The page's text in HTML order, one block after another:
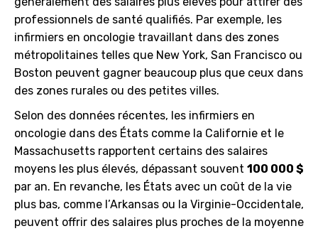
professionnels de santé qualifiés. Par exemple, les
infirmiers en oncologie travaillant dans des zones
métropolitaines telles que New York, San Francisco ou
Boston peuvent gagner beaucoup plus que ceux dans
des zones rurales ou des petites villes.
Selon des données récentes, les infirmiers en
oncologie dans des États comme la Californie et le
Massachusetts rapportent certains des salaires
moyens les plus élevés, dépassant souvent 100 000 $
par an. En revanche, les États avec un coût de la vie
plus bas, comme l’Arkansas ou la Virginie-Occidentale,
peuvent offrir des salaires plus proches de la moyenne